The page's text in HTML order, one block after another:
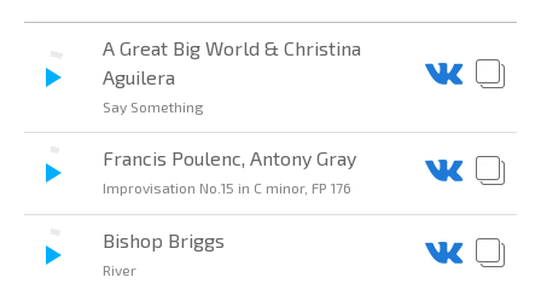
A Great Big World & Christina
Aguilera
Say Something
Francis Poulenc, Antony Gray
Improvisation No.15 in C minor, FP 176
Bishop Briggs
River